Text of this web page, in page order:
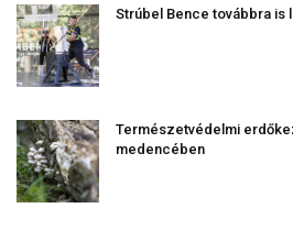
Strúbel Bence továbbra is
Természetvédelmi
medencében